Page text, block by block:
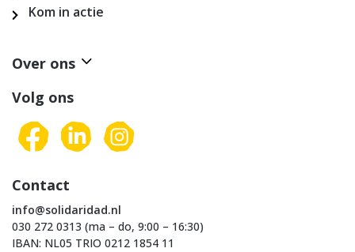
Kom in actie
Over ons
Volg ons
Contact
info@solidaridad.nl
030 272 0313 (ma – do, 9:00 – 16:30)
IBAN: NL05 TRIO 0212 1854 11